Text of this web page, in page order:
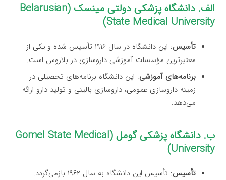
الف. دانشگاه پزشکی دولتی مینسک (Belarusian
State Medical University)
تأسیس
: این دانشگاه در سال ۱۹۱۶ تأسیس شده و یکی از
معتبرترین مؤسسات آموزشی داروسازی در بلاروس است.
برنامه‌های آموزشی: این دانشگاه برنامه‌های تحصیلی در
زمینه داروسازی عمومی، داروسازی بالینی و تولید دارو ارائه
می‌دهد.
ب. دانشگاه پزشکی گومل (Gomel State Medical
University)
تأسیس: تأسیس این دانشگاه به سال ۱۹۶۲ بازمی‌گردد.